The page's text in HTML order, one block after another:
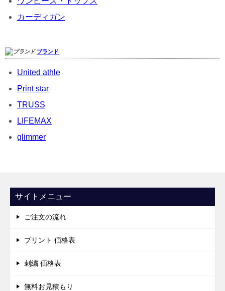
カーディガン
ブランド
United athle
Print star
TRUSS
LIFEMAX
glimmer
サイトメニュー
ご注文の流れ
プリント 価格表
刺繍 価格表
無料お見積もり